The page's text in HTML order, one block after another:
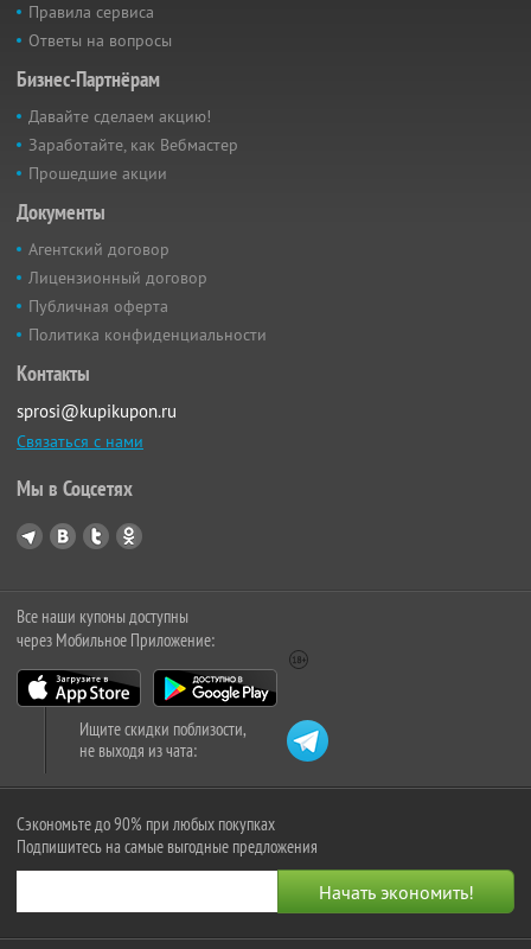
Правила сервиса
Ответы на вопросы
Бизнес-Партнёрам
Давайте сделаем акцию!
Заработайте, как Вебмастер
Прошедшие акции
Документы
Агентский договор
Лицензионный договор
Публичная оферта
Политика конфиденциальности
Контакты
sprosi@kupikupon.ru
Связаться с нами
Мы в Соцсетях
Все наши купоны доступны
через Мобильное Приложение:
Ищите скидки поблизости,
не выходя из чата:
Сэкономьте до 90% при любых покупках
Подпишитесь на самые выгодные предложения